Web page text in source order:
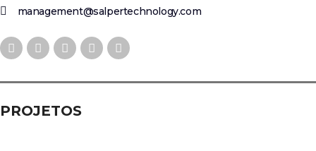
management@salpertechnology.com
PROJETOS